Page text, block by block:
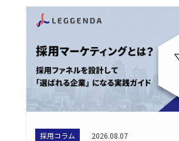
採用コラム 2026.08.07